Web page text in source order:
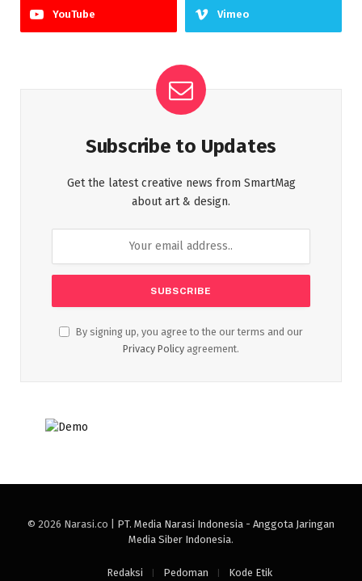
YouTube Vimeo
Subscribe to Updates
Get the latest creative news from SmartMag
about art & design.
By signing up, you agree to the our terms and our
Privacy Policy agreement.
© 2026 Narasi.co | PT. Media Narasi Indonesia - Anggota Jaringan
Media Siber Indonesia.
Redaksi Pedoman Kode Etik